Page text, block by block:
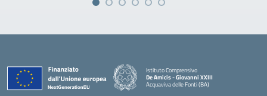
Istituto Comprensivo
De Amicis - Giovanni XXIII
Acquaviva delle Fonti (BA)
— Visita la pagina iniziale della scuola